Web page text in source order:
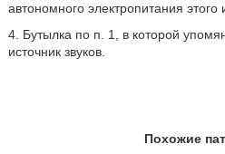
автономного электропитания этого
4. Бутылка по п. 1, в которой
источник звуков.
Похожие